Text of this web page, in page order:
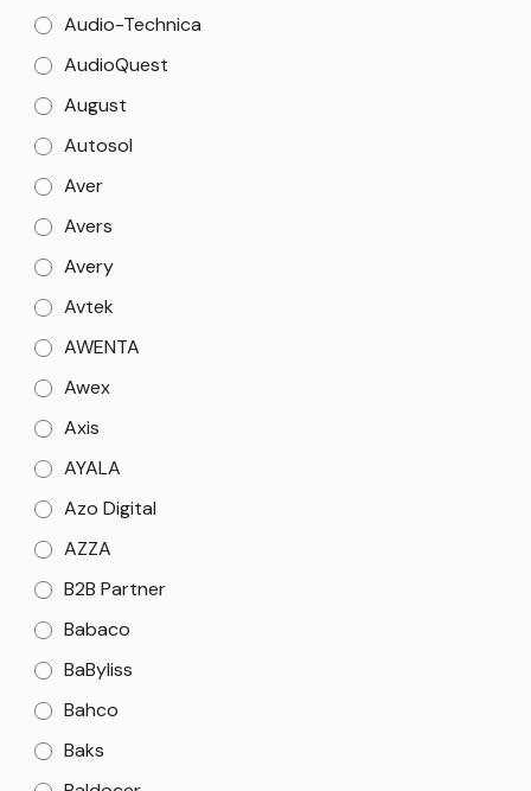
Audio-Technica
AudioQuest
August
Autosol
Aver
Avers
Avery
Avtek
AWENTA
Awex
Axis
AYALA
Azo Digital
AZZA
B2B Partner
Babaco
BaByliss
Bahco
Baks